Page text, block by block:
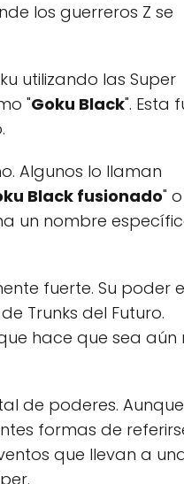
los guerreros Z se
utilizando las Super
"Goku Black". Esta
Algunos lo llaman
Black fusionado" o
un nombre
fuerte. Su poder
Trunks del Futuro.
hace que sea aún
de poderes.
formas de
que llevan a